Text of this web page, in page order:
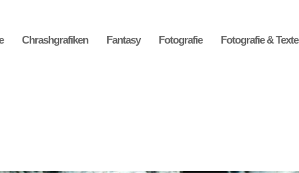
Chrashgrafiken Fantasy Fotografie Fotografie & Texte